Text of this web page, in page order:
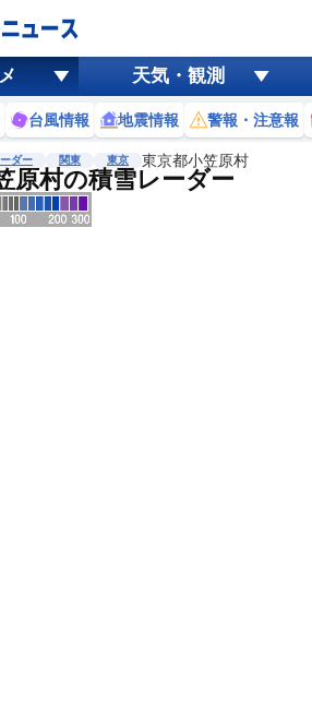
天気・観測
台風情報 地震情報 警報・注意報
ダー 関東 東京 東京都小笠原村
原村の積雪レーダー